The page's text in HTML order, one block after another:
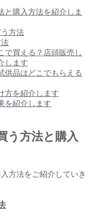
と購入方法を紹介しま
方法
で買える？店頭販売し
します
供品はどこでもらえる
方を紹介します
を紹介します
う方法と購入
方法をご紹介していき